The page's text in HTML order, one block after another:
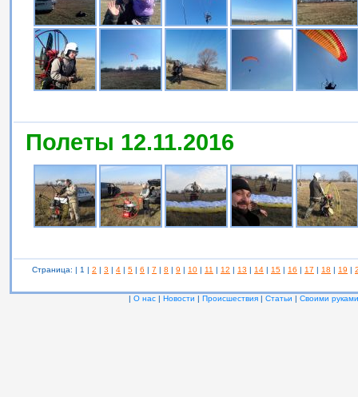
Полеты 12.11.2016
Страница: | 1 | 2 | 3 | 4 | 5 | 6 | 7 | 8 | 9 | 10 | 11 | 12 | 13 | 14 | 15 | 16 | 17 | 18 | 19 |
| О нас | Новости | Происшествия | Статьи | Своими руками